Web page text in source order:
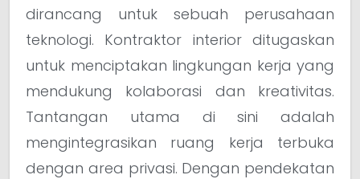
dirancang untuk sebuah perusahaan
teknologi. Kontraktor interior ditugaskan
untuk menciptakan lingkungan kerja yang
mendukung kolaborasi dan kreativitas.
Tantangan utama di sini adalah
mengintegrasikan ruang kerja terbuka
dengan area privasi. Dengan pendekatan